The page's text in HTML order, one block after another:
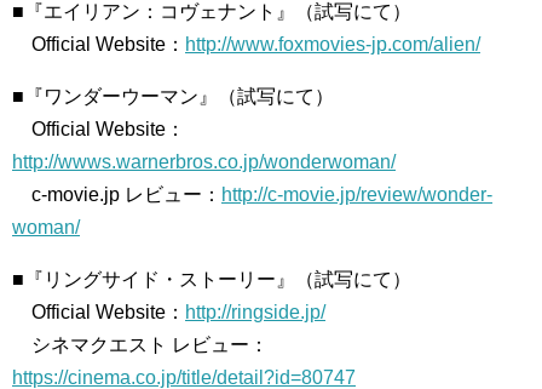
■『エイリアン：コヴェナント』（試写にて）
Official Website： http://www.foxmovies-jp.com/alien/
■『ワンダーウーマン』（試写にて）
Official Website：
http://wwws.warnerbros.co.jp/wonderwoman/
c-movie.jp レビュー： http://c-movie.jp/review/wonder-
woman/
■『リングサイド・ストーリー』（試写にて）
Official Website： http://ringside.jp/
シネマクエスト レビュー：
https://cinema.co.jp/title/detail?id=80747